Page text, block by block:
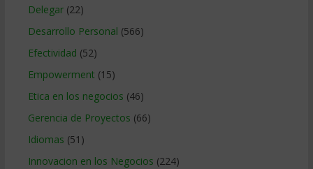
Delegar(22)
Desarrollo Personal (566)
Efectividad (52)
Empowerment (15)
Etica en los negocios (46)
Gerencia de Proyectos (66)
Idiomas (51)
Innovacion en los Negocios (224)